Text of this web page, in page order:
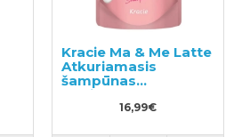
Kracie Ma & Me Latte
Atkuriamasis
šampūnas
papildymas 360ml
16,99€